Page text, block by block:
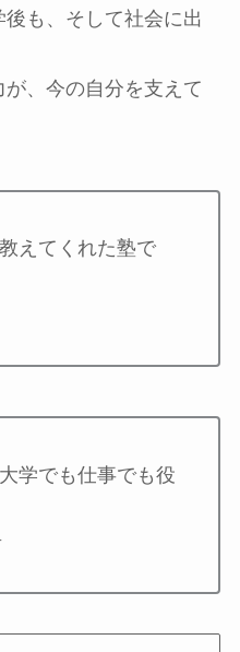
も、そして社会に出
が、今の自分を支えて
えてくれた塾で
学でも仕事でも役